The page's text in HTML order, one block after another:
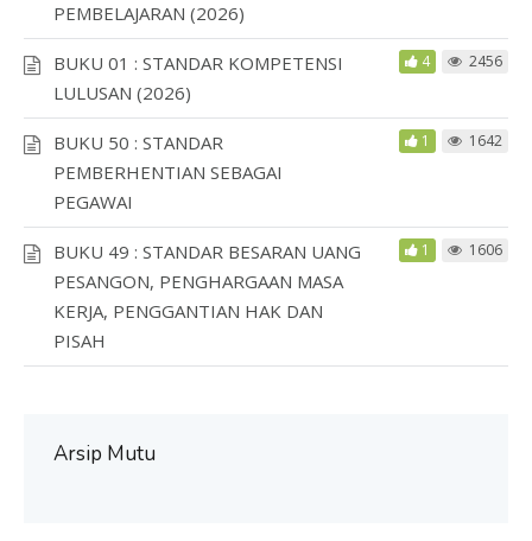
PEMBELAJARAN (2026)
BUKU 01 : STANDAR KOMPETENSI
LULUSAN (2026)
4 2456
BUKU 50 : STANDAR
PEMBERHENTIAN SEBAGAI
PEGAWAI
1 1642
BUKU 49 : STANDAR BESARAN UANG
PESANGON, PENGHARGAAN MASA
KERJA, PENGGANTIAN HAK DAN
PISAH
1 1606
Arsip Mutu